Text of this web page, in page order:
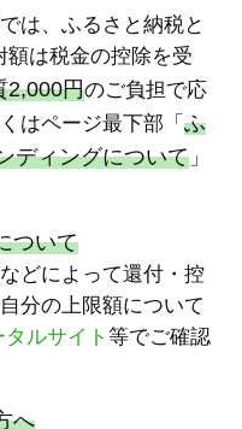
は、ふるさと納税と
額は税金の控除を受
2,000円のご負担で応
はページ最下部「 ふ
ディングについて 」
ついて
どによって還付・控
分の上限額について
ルサイト 等でご確認
へ